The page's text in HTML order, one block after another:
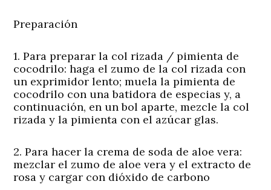
Preparación
1. Para preparar la col rizada / pimienta de
cocodrilo: haga el zumo de la col rizada con
un exprimidor lento; muela la pimienta de
cocodrilo con una batidora de especias y, a
continuación, en un bol aparte, mezcle la col
rizada y la pimienta con el azúcar glas.
2. Para hacer la crema de soda de aloe vera:
mezclar el zumo de aloe vera y el extracto de
rosa y cargar con dióxido de carbono